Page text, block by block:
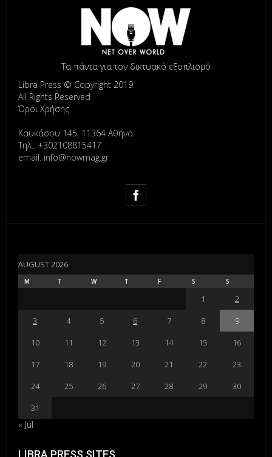
Τα πάντα για τον δικτυακό εξοπλισμό
Libra Press © Copyright 2019
All Rights Reserved
Όροι Χρήσης
Καυκάσου 145, 11364 Αθήνα
Τηλ.: +302108815417
email: info@nowmag.gr
AUGUST 2026
M T W T F S S
1
2
3
4 5 6 7 8
9
10
11 12 13 14 15
16
17
18 19 20 21 22
23
24
25 26 27 28 29
30
31
« Jul
LIBRA PRESS SITES